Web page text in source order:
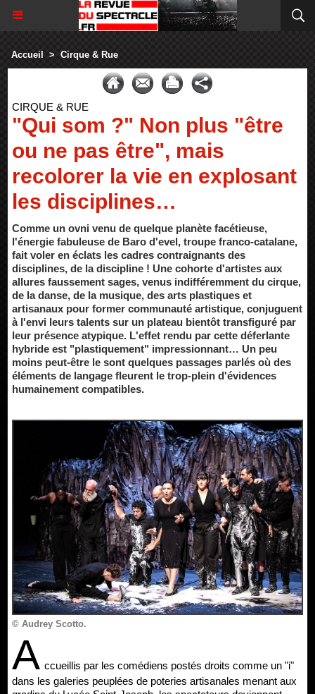
Accueil > Cirque & Rue
CIRQUE & RUE
"Qui som ?" Non plus "être
ou ne pas être", mais
recolorer la vie en explosant
les disciplines…
Comme un ovni venu de quelque planète facétieuse,
l'énergie fabuleuse de Baro d'evel, troupe franco-catalane,
fait voler en éclats les cadres contraignants des
disciplines, de la discipline ! Une cohorte d'artistes aux
allures faussement sages, venus indifféremment du cirque,
de la danse, de la musique, des arts plastiques et
artisanaux pour former communauté artistique, conjuguent
à l'envi leurs talents sur un plateau bientôt transfiguré par
leur présence atypique. L'effet rendu par cette déferlante
hybride est "plastiquement" impressionnant… Un peu
moins peut-être le sont quelques passages parlés où des
éléments de langage fleurent le trop-plein d'évidences
humainement compatibles.
© Audrey Scotto.
A ccueillis par les comédiens postés droits comme un "i"
dans les galeries peuplées de poteries artisanales menant aux